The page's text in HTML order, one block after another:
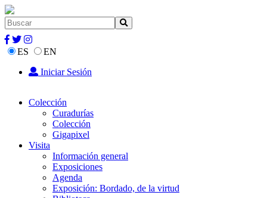
ES
EN
Iniciar Sesión
Colección
Curadurías
Colección
Gigapixel
Visita
Información general
Exposiciones
Agenda
Exposición: Bordado, de la virtud